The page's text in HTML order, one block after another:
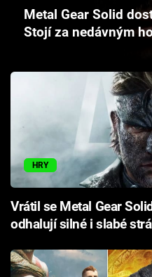
Pořady
Sledujte prima+
Přihlášení
Metal Gear Solid
Stojí za nedávným
HRY
Vrátil se Metal Gear
odhalují silné i slabé